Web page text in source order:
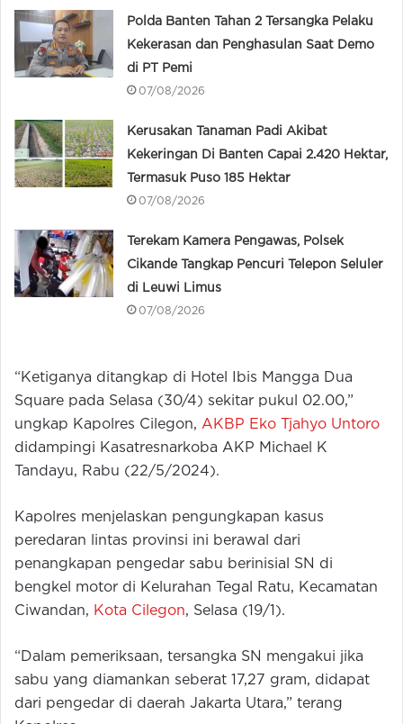
Polda Banten Tahan 2 Tersangka Pelaku
Kekerasan dan Penghasulan Saat Demo
di PT Pemi
07/08/2026
Kerusakan Tanaman Padi Akibat
Kekeringan Di Banten Capai 2.420 Hektar,
Termasuk Puso 185 Hektar
07/08/2026
Terekam Kamera Pengawas, Polsek
Cikande Tangkap Pencuri Telepon Seluler
di Leuwi Limus
07/08/2026
“Ketiganya ditangkap di Hotel Ibis Mangga Dua
Square pada Selasa (30/4) sekitar pukul 02.00,”
ungkap Kapolres Cilegon, AKBP Eko Tjahyo Untoro
didampingi Kasatresnarkoba AKP Michael K
Tandayu, Rabu (22/5/2024).
Kapolres menjelaskan pengungkapan kasus
peredaran lintas provinsi ini berawal dari
penangkapan pengedar sabu berinisial SN di
bengkel motor di Kelurahan Tegal Ratu, Kecamatan
Ciwandan, Kota Cilegon, Selasa (19/1).
“Dalam pemeriksaan, tersangka SN mengakui jika
sabu yang diamankan seberat 17,27 gram, didapat
dari pengedar di daerah Jakarta Utara,” terang